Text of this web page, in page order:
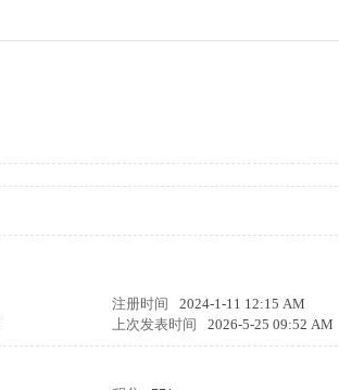
注册时间 2024-1-11 12:15 AM
上次发表时间 2026-5-25 09:52 AM